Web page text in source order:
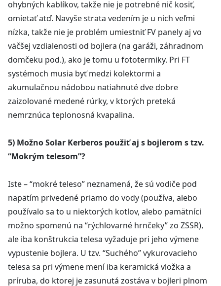
ohybných kablíkov, takže nie je potrebné nič kosiť,
omietať atď. Navyše strata vedením je u nich veľmi
nízka, takže nie je problém umiestniť FV panely aj vo
väčšej vzdialenosti od bojlera (na garáži, záhradnom
domčeku pod.), ako je tomu u fototermiky. Pri FT
systémoch musia byť medzi kolektormi a
akumulačnou nádobou natiahnuté dve dobre
zaizolované medené rúrky, v ktorých preteká
nemrznúca teplonosná kvapalina.
5) Možno Solar Kerberos použiť aj s bojlerom s tzv.
“Mokrým telesom”?
Iste – “mokré teleso” neznamená, že sú vodiče pod
napätím privedené priamo do vody (používa, alebo
používalo sa to u niektorých kotlov, alebo pamätníci
možno spomenú na “rýchlovarné hrnčeky” zo ZSSR),
ale iba konštrukcia telesa vyžaduje pri jeho výmene
vypustenie bojlera. U tzv. “Suchého” vykurovacieho
telesa sa pri výmene mení iba keramická vložka a
príruba, do ktorej je zasunutá zostáva v bojleri plnom